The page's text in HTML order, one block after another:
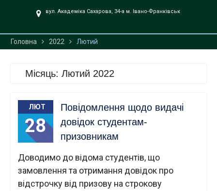
вул. Академіка Сахарова, 34-а м. Івано-Франківськ
Головна 2022 Лютий
Місяць: Лютий 2022
ЛЮТ
28
Повідомлення щодо видачі
довідок студентам-
призовникам
Доводимо до відома студентів, що
замовлення та отримання довідок про
відстрочку від призову на строкову